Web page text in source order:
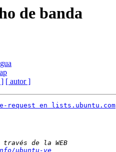
de banda
] [ autor ]
request en lists.ubuntu.com
ubuntu-ve